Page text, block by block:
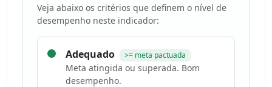
Veja abaixo os critérios que definem o nível de
desempenho neste indicador:
Adequado >= meta pactuada
Meta atingida ou superada. Bom
desempenho.